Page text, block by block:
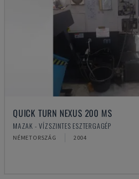
QUICK TURN NEXUS 200 MS
MAZAK - VÍZSZINTES ESZTERGAGÉP
NÉMETORSZÁG 2004